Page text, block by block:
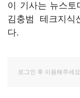
이 기사는 뉴스
김충범 테크지식
다.